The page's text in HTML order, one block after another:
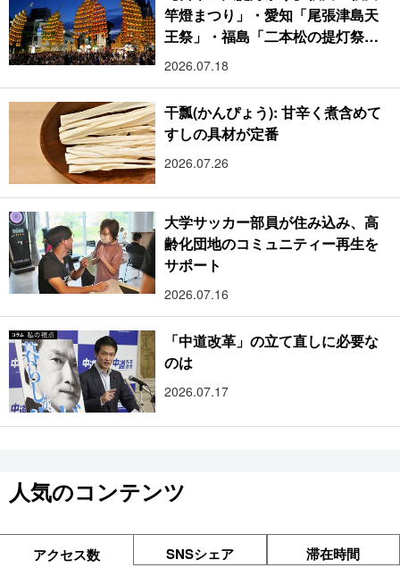
竿燈まつり」・愛知「尾張津島天
王祭」・福島「二本松の提灯祭
り」:おびただしい灯火が夜空を照
2026.07.18
干瓢(かんぴょう): 甘辛く煮含めて
すしの具材が定番
2026.07.26
大学サッカー部員が住み込み、高
齢化団地のコミュニティー再生を
サポート
2026.07.16
「中道改革」の立て直しに必要な
のは
2026.07.17
人気のコンテンツ
アクセス数 SNSシェア 滞在時間